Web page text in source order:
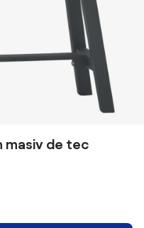
masiv de tec